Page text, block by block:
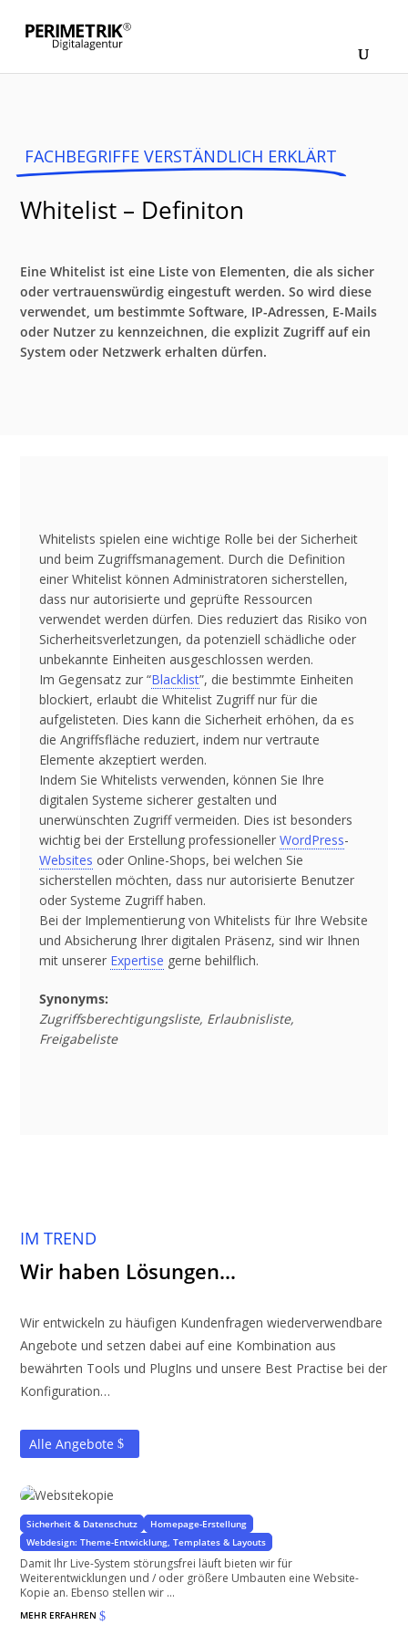
FACHBEGRIFFE VERSTÄNDLICH ERKLÄRT
Whitelist – Definiton
Eine Whitelist ist eine Liste von Elementen, die als sicher
oder vertrauenswürdig eingestuft werden. So wird diese
verwendet, um bestimmte Software, IP-Adressen, E-Mails
oder Nutzer zu kennzeichnen, die explizit Zugriff auf ein
System oder Netzwerk erhalten dürfen.
Whitelists spielen eine wichtige Rolle bei der Sicherheit
und beim Zugriffsmanagement. Durch die Definition
einer Whitelist können Administratoren sicherstellen,
dass nur autorisierte und geprüfte Ressourcen
verwendet werden dürfen. Dies reduziert das Risiko von
Sicherheitsverletzungen, da potenziell schädliche oder
unbekannte Einheiten ausgeschlossen werden.
Im Gegensatz zur “Blacklist”, die bestimmte Einheiten
blockiert, erlaubt die Whitelist Zugriff nur für die
aufgelisteten. Dies kann die Sicherheit erhöhen, da es
die Angriffsfläche reduziert, indem nur vertraute
Elemente akzeptiert werden.
Indem Sie Whitelists verwenden, können Sie Ihre
digitalen Systeme sicherer gestalten und
unerwünschten Zugriff vermeiden. Dies ist besonders
wichtig bei der Erstellung professioneller WordPress-
Websites oder Online-Shops, bei welchen Sie
sicherstellen möchten, dass nur autorisierte Benutzer
oder Systeme Zugriff haben.
Bei der Implementierung von Whitelists für Ihre Website
und Absicherung Ihrer digitalen Präsenz, sind wir Ihnen
mit unserer Expertise gerne behilflich.
Synonyms:
Zugriffsberechtigungsliste, Erlaubnisliste,
Freigabeliste
IM TREND
Wir haben Lösungen…
Wir entwickeln zu häufigen Kundenfragen wiederverwendbare
Angebote und setzen dabei auf eine Kombination aus
bewährten Tools und PlugIns und unsere Best Practise bei der
Konfiguration…
Alle Angebote
für Professionelles Arbeiten in Komplexen Websites
Sicherheit & Datenschutz
Homepage-Erstellung
Webdesign: Theme-Entwicklung, Templates & Layouts
Damit Ihr Live-System störungsfrei läuft bieten wir für
Weiterentwicklungen und / oder größere Umbauten eine Website-
Kopie an. Ebenso stellen wir ...
MEHR ERFAHREN$
Uptime Monitoring